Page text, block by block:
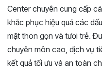
Center chuyên cung cấp
khắc phục hiệu quả các
mặt thon gọn và tươi trẻ.
chuyên môn cao, dịch vụ
kết quả tối ưu và an toàn